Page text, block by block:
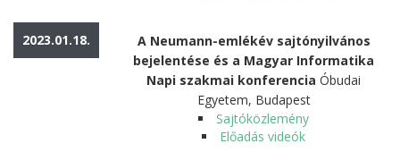
2023.01.18.
A Neumann-emlékév sajtónyilvános
bejelentése és a Magyar Informatika
Napi szakmai konferencia Óbudai
Egyetem, Budapest
Sajtóközlemény
Előadás videók